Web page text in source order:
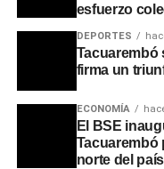
los 18 teléfonos
para el avance de las
esfuerzo
DEPORTES
Tacuarembó
firma un
ECONOMÍA
El BSE
Tacuarembó
norte del país